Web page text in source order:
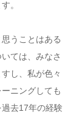
。
うことはある
ては、みなさ
し、私が色々
ニングしても
去17年の経験